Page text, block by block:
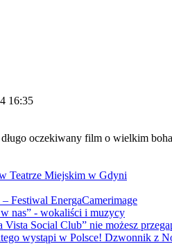
16:35
oczekiwany film o wielkim
Teatrze Miejskim w Gdyni
Festiwal EnergaCamerimage
nas” - wokaliści i muzycy
Vista Social Club” nie możesz
wystąpi w Polsce! Dzwonnik z